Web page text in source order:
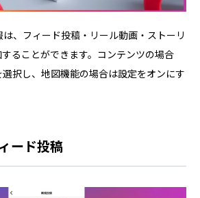
、フィード投稿・リール動画・ストーリ
ることができます。コンテンツの場合
択し、地図機能の場合は設定をオンにす
ード投稿